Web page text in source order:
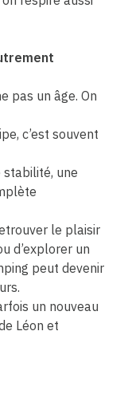
pas un âge. On
c’est souvent
une
le plaisir
d’explorer un
peut devenir
un nouveau
Léon et